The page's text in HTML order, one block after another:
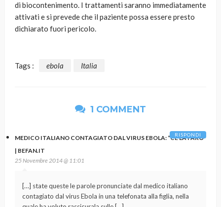
di biocontenimento. I trattamenti saranno immediatamente
attivati e si prevede che il paziente possa essere presto
dichiarato fuori pericolo.
Tags : ebola Italia
1 COMMENT
MEDICO ITALIANO CONTAGIATO DAL VIRUS EBOLA: “CE LA FARÒ”
| BEFAN.IT
25 Novembre 2014 @ 11:01
[…] state queste le parole pronunciate dal medico italiano
contagiato dal virus Ebola in una telefonata alla figlia, nella
RISPONDI